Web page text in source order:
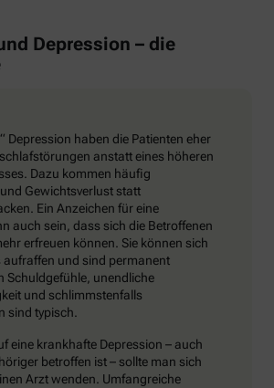
Depression – die
Depression haben die Patienten eher
anstatt eines höheren
Dazu kommen häufig
Gewichtsverlust statt
Ein Anzeichen für eine
auch sein, dass sich die Betroffenen
erfreuen können. Sie können sich
und sind permanent
Schuldgefühle, unendliche
und schlimmstenfalls
sind typisch.
eine krankhafte Depression – auch
betroffen ist – sollte man sich
Arzt wenden. Umfangreiche